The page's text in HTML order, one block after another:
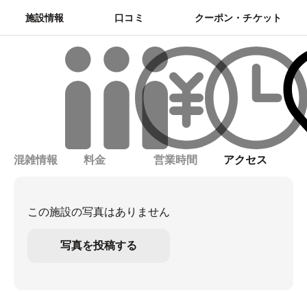
施設情報 口コミ クーポン・チケット
混雑情報 料金 営業時間 アクセス
この施設の写真はありません
写真を投稿する